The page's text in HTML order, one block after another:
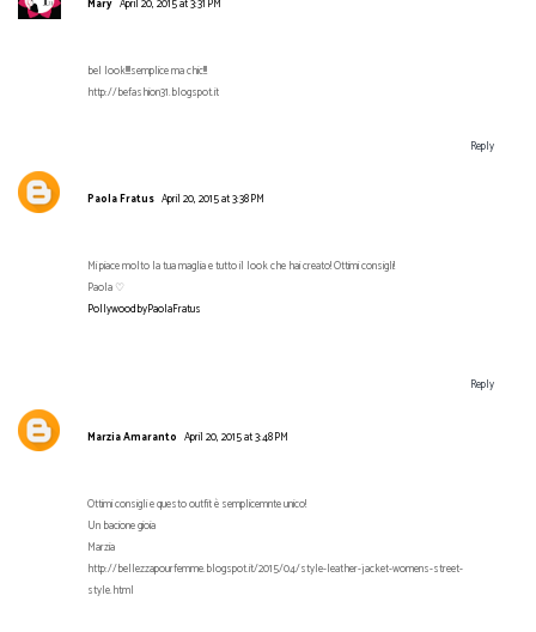
Mary April 20, 2015 at 3:31 PM
bel look!!!!semplice ma chic!!!
http://befashion31.blogspot.it
Reply
Paola Fratus April 20, 2015 at 3:38 PM
Mi piace molto la tua maglia e tutto il look che hai creato! Ottimi consigli!
Paola ♡
PollywoodbyPaolaFratus
Reply
Marzia Amaranto April 20, 2015 at 3:48 PM
Ottimi consigli e questo outfit è semplicemnte unico!
Un bacione gioia
Marzia
http://bellezzapourfemme.blogspot.it/2015/04/style-leather-jacket-womens-street-
style.html